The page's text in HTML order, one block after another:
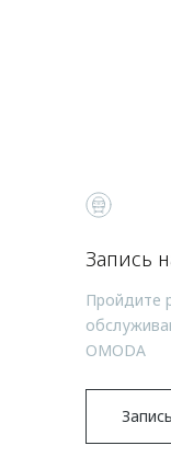
Запись
Пройдите
OMODA